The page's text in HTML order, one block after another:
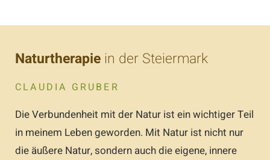
Naturtherapie in der Steiermark
CLAUDIA GRUBER
Die Verbundenheit mit der Natur ist ein wichtiger Teil
in meinem Leben geworden. Mit Natur ist nicht nur
die äußere Natur, sondern auch die eigene, innere